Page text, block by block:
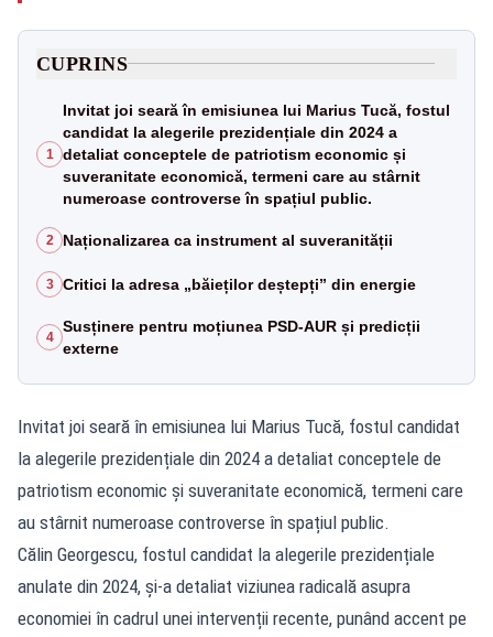
CUPRINS
1
Invitat joi seară în emisiunea lui Marius Tucă, fostul
candidat la alegerile prezidențiale din 2024 a
detaliat conceptele de patriotism economic și
suveranitate economică, termeni care au stârnit
numeroase controverse în spațiul public.
2 Naționalizarea ca instrument al suveranității
3 Critici la adresa „băieților deștepți” din energie
4
Susținere pentru moțiunea PSD-AUR și predicții
externe
Invitat joi seară în emisiunea lui Marius Tucă, fostul candidat
la alegerile prezidențiale din 2024 a detaliat conceptele de
patriotism economic și suveranitate economică, termeni care
au stârnit numeroase controverse în spațiul public.
Călin Georgescu, fostul candidat la alegerile prezidențiale
anulate din 2024, și-a detaliat viziunea radicală asupra
economiei în cadrul unei intervenții recente, punând accent pe